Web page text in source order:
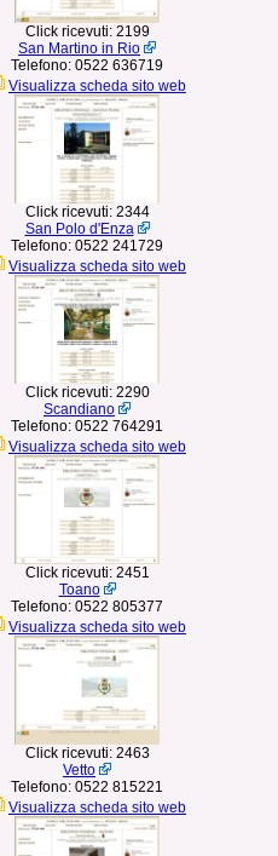
Click ricevuti: 2199
San Martino in Rio
Telefono: 0522 636719
Visualizza scheda sito web
Click ricevuti: 2344
San Polo d'Enza
Telefono: 0522 241729
Visualizza scheda sito web
Click ricevuti: 2290
Scandiano
Telefono: 0522 764291
Visualizza scheda sito web
Click ricevuti: 2451
Toano
Telefono: 0522 805377
Visualizza scheda sito web
Click ricevuti: 2463
Vetto
Telefono: 0522 815221
Visualizza scheda sito web